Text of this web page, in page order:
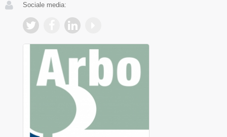
Sociale media: